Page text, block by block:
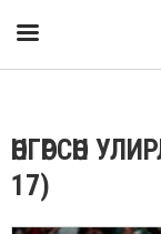
ӨНГӨРСӨН
17)